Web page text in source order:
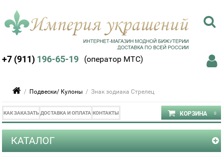
+7 (911) 196-65-19 (оператор МТС)
/ Подвески/ Кулоны / Знак зодиака Стрелец
КАК ЗАКАЗАТЬ ДОСТАВКА И ОПЛАТА КОНТАКТЫ
КАТАЛОГ